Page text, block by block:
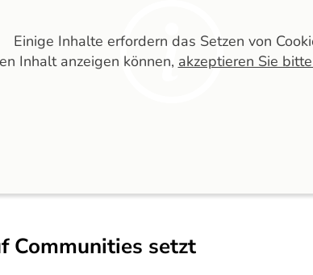
Einige Inhalte erfordern das Setzen von
Inhalt anzeigen können, akzeptieren Sie
Communities setzt